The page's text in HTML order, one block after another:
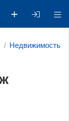
Недвижимость